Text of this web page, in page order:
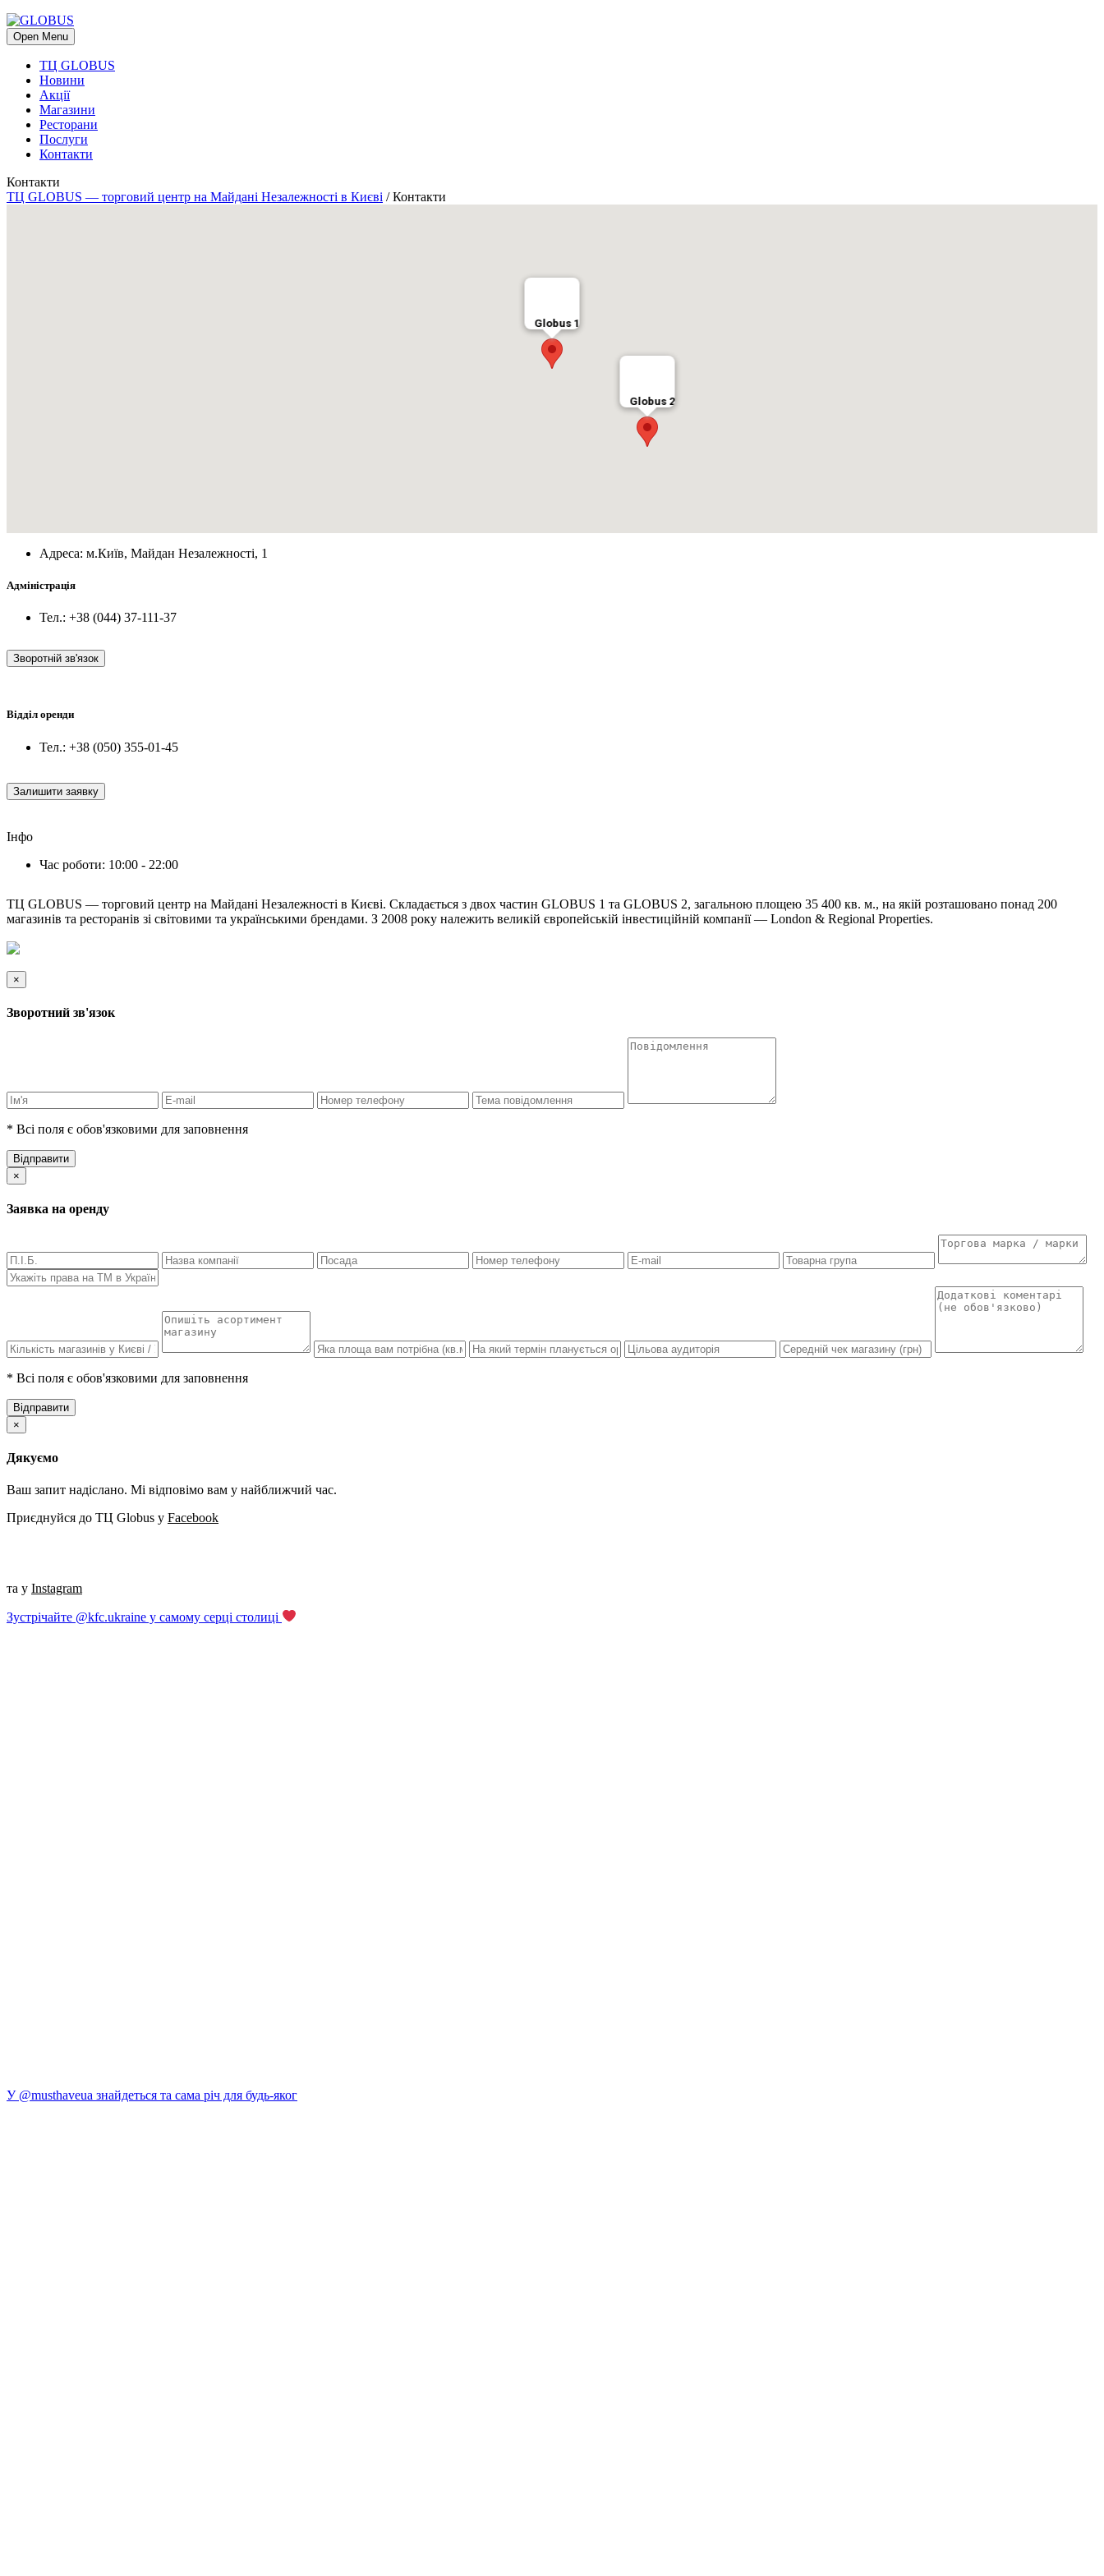
Open Menu
ТЦ GLOBUS
Новини
Акції
Магазини
Ресторани
Послуги
Контакти
Контакти
ТЦ GLOBUS — торговий центр на Майдані Незалежності в Києві /Контакти
Globus 1
Globus 2
Адреса: м.Київ, Майдан Незалежності, 1
Адміністрація
Тел.: +38 (044) 37-111-37
Зворотній зв'язок
Відділ оренди
Тел.: +38 (050) 355-01-45
Залишити заявку
Iнфо
Час роботи: 10:00 - 22:00
ТЦ GLOBUS — торговий центр на Майдані Незалежності в Києві. Складається з двох частин GLOBUS 1 та GLOBUS 2, загальною площею 35 400 кв. м., на якій розташовано понад 200
магазинів та ресторанів зі світовими та українськими брендами. З 2008 року належить великій європейській інвестиційній компанії — London & Regional Properties.
×
Зворотний зв'язок
* Всі поля є обов'язковими для заповнення
Відправити
×
Заявка на оренду
* Всі поля є обов'язковими для заповнення
Відправити
×
Дякуємо
Ваш запит надіслано. Мі відповімо вам у найближчий час.
Приєднуйся до ТЦ Globus у Facebook
та у Instagram
Зустрічайте @kfc.ukraine у самому серці столиці
У @musthaveua знайдеться та сама річ для будь-яког